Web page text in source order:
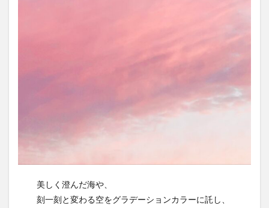
美しく澄んだ海や、
刻一刻と変わる空をグラデーションカラーに託し、